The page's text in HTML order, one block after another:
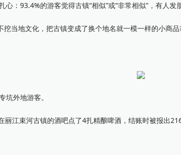
93.4%的游客觉得古镇“相似”或“非常相似”，有人发
当地文化，把古镇变成了换个地名就一模一样的小商品
外地游客。
江束河古镇的酒吧点了4扎精酿啤酒，结账时被报出